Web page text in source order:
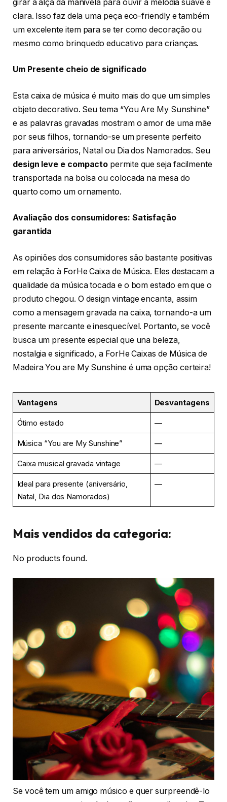
girar a alça da manivela para ouvir a melodia suave e
clara. Isso faz dela uma peça eco-friendly e também
um excelente item para se ter como decoração ou
mesmo como brinquedo educativo para crianças.
Um Presente cheio de significado
Esta caixa de música é muito mais do que um simples
objeto decorativo. Seu tema “You Are My Sunshine”
e as palavras gravadas mostram o amor de uma mãe
por seus filhos, tornando-se um presente perfeito
para aniversários, Natal ou Dia dos Namorados. Seu
design leve e compacto permite que seja facilmente
transportada na bolsa ou colocada na mesa do
quarto como um ornamento.
Avaliação dos consumidores: Satisfação
garantida
As opiniões dos consumidores são bastante positivas
em relação à ForHe Caixa de Música. Eles destacam a
qualidade da música tocada e o bom estado em que o
produto chegou. O design vintage encanta, assim
como a mensagem gravada na caixa, tornando-a um
presente marcante e inesquecível. Portanto, se você
busca um presente especial que una beleza,
nostalgia e significado, a ForHe Caixas de Música de
Madeira You are My Sunshine é uma opção certeira!
Vantagens Desvantagens
Ótimo estado —
Música “You are My Sunshine” —
Caixa musical gravada vintage —
Ideal para presente (aniversário,
Natal, Dia dos Namorados)
—
Mais vendidos da categoria:
No products found.
Se você tem um amigo músico e quer surpreendê-lo